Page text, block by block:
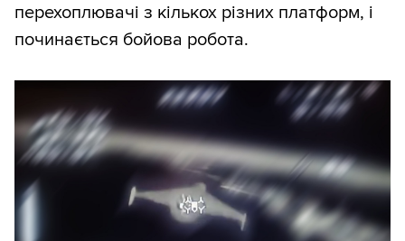
перехоплювачі з кількох різних платформ, і
починається бойова робота.